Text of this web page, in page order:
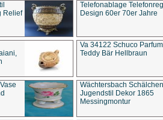
Relief
Telefonablage
Design 60er 70er Jahre
Va 34122 Schuco
Teddy Bär Hellbraun
Wächtersbach Schälchen
Jugendstil Dekor 1865
Messingmontur